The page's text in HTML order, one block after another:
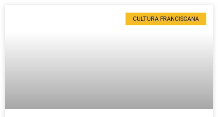
CULTURA FRANCISCANA